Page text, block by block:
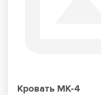
Кровать МК-4